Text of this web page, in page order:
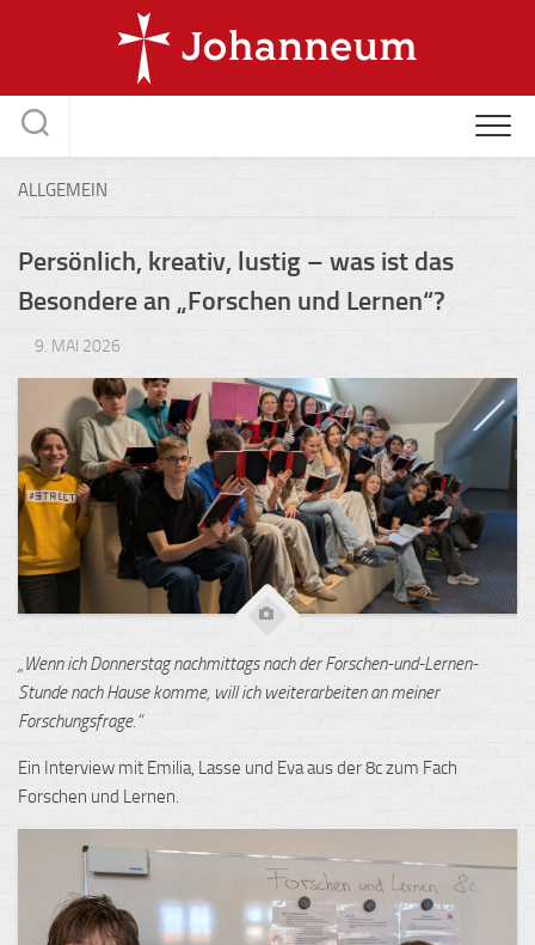
ALLGEMEIN
Persönlich, kreativ, lustig – was ist das
Besondere an „Forschen und Lernen“?
9. MAI 2026
„Wenn ich Donnerstag nachmittags nach der Forschen-und-Lernen-
Stunde nach Hause komme, will ich weiterarbeiten an meiner
Forschungsfrage.“
Ein Interview mit Emilia, Lasse und Eva aus der 8c zum Fach
Forschen und Lernen.